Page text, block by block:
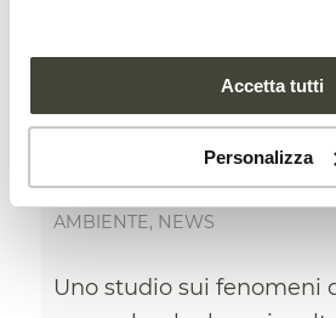
Accetta tutti
Personalizza
Le ondate di
estremo sono
lunghe e
AMBIENTE, NEWS
Uno studio sui fenomeni